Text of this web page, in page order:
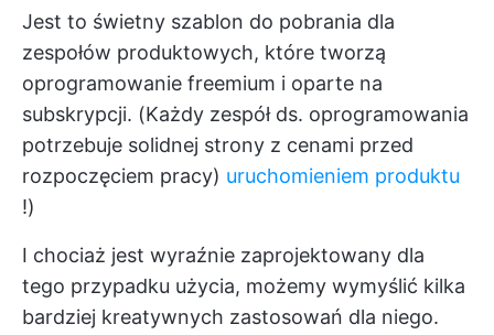
Jest to świetny szablon do pobrania dla
zespołów produktowych, które tworzą
oprogramowanie freemium i oparte na
subskrypcji. (Każdy zespół ds. oprogramowania
potrzebuje solidnej strony z cenami przed
rozpoczęciem pracy) uruchomieniem produktu
!)
I chociaż jest wyraźnie zaprojektowany dla
tego przypadku użycia, możemy wymyślić kilka
bardziej kreatywnych zastosowań dla niego.